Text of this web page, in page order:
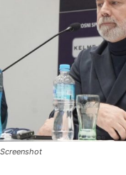
Screenshot